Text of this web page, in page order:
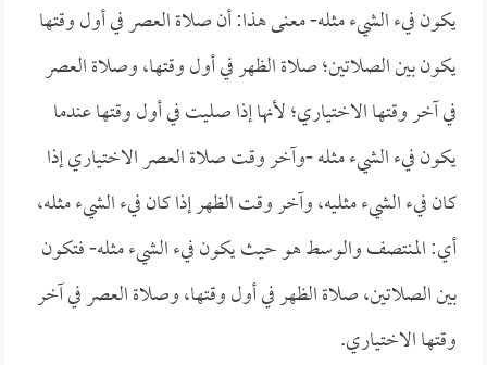
يكون فيء الشيء مثله- معنى هذا: أن صلاة العصر في أول وقتها
يكون بين الصلاتين؛ صلاة الظهر في أول وقتها، وصلاة العصر
في آخر وقتها الاختياري؛ لأنها إذا صليت في أول وقتها عندما
يكون فيء الشيء مثله -وآخر وقت صلاة العصر الاختياري إذا
كان فيء الشيء مثليه، وآخر وقت الظهر إذا كان فيء الشيء مثله،
أي: المنتصف والوسط هو حيث يكون فيء الشيء مثله- فتكون
بين الصلاتين، صلاة الظهر في أول وقتها، وصلاة العصر في آخر
وقتها الاختياري.